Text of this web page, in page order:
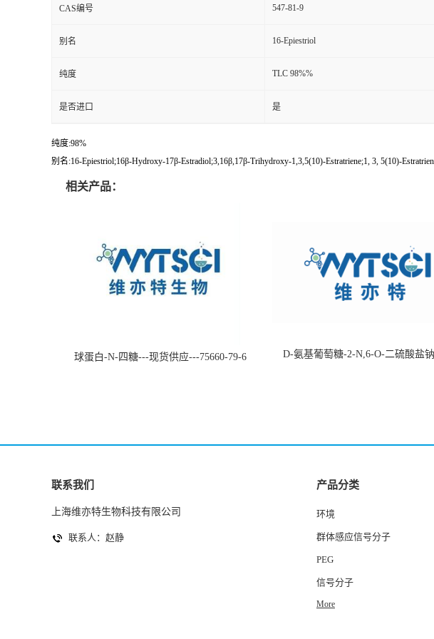
CAS编号 547-81-9
别名 16-Epiestriol
纯度 TLC 98%%
是否进口 是
纯度:98%
别名:16-Epiestriol;16β-Hydroxy-17β-Estradiol;3,16β,17β-Trihydroxy-1,3,5(10)-Estratriene;1, 3, 5(10)-
相关产品：
球蛋白-N-四糖---现货供应---75660-79-6
D-氨基葡萄糖-2-N,6-O-二硫酸盐
联系我们
上海维亦特生物科技有限公司
联系人：赵静
产品分类
环境
群体感应信号分子
PEG
信号分子
More